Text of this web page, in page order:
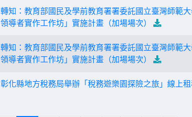
轉知：教育部國民及學前教育署署委託國立臺灣師範
領導者實作工作坊」實施計畫（加場場次）
轉知：教育部國民及學前教育署署委託國立臺灣師範
領導者實作工作坊」實施計畫（加場場次）
彰化縣地方稅務局舉辦「稅務遊樂園探險之旅」線上